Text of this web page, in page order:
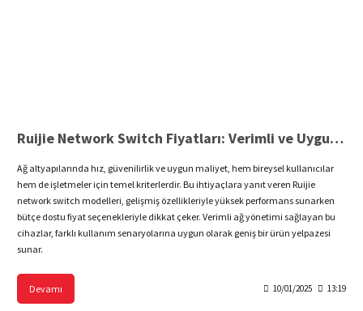
Ruijie Network Switch Fiyatları: Verimli ve Uygun Maliyetli Çözümler
Ağ altyapılarında hız, güvenilirlik ve uygun maliyet, hem bireysel kullanıcılar
hem de işletmeler için temel kriterlerdir. Bu ihtiyaçlara yanıt veren Ruijie
network switch modelleri, gelişmiş özellikleriyle yüksek performans sunarken
bütçe dostu fiyat seçenekleriyle dikkat çeker. Verimli ağ yönetimi sağlayan bu
cihazlar, farklı kullanım senaryolarına uygun olarak geniş bir ürün yelpazesi
sunar.
Devamı 10/01/2025 13:19